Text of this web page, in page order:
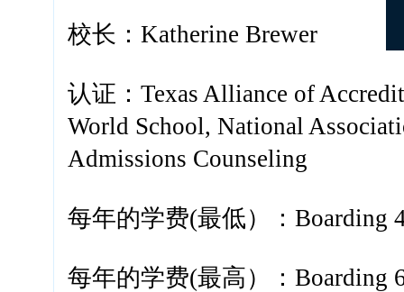
校长：Katherine Brewer
认证：Texas Alliance of
World School, National
Admissions Counseling
每年的学费(最低）：Boarding
每年的学费(最高）：Boarding